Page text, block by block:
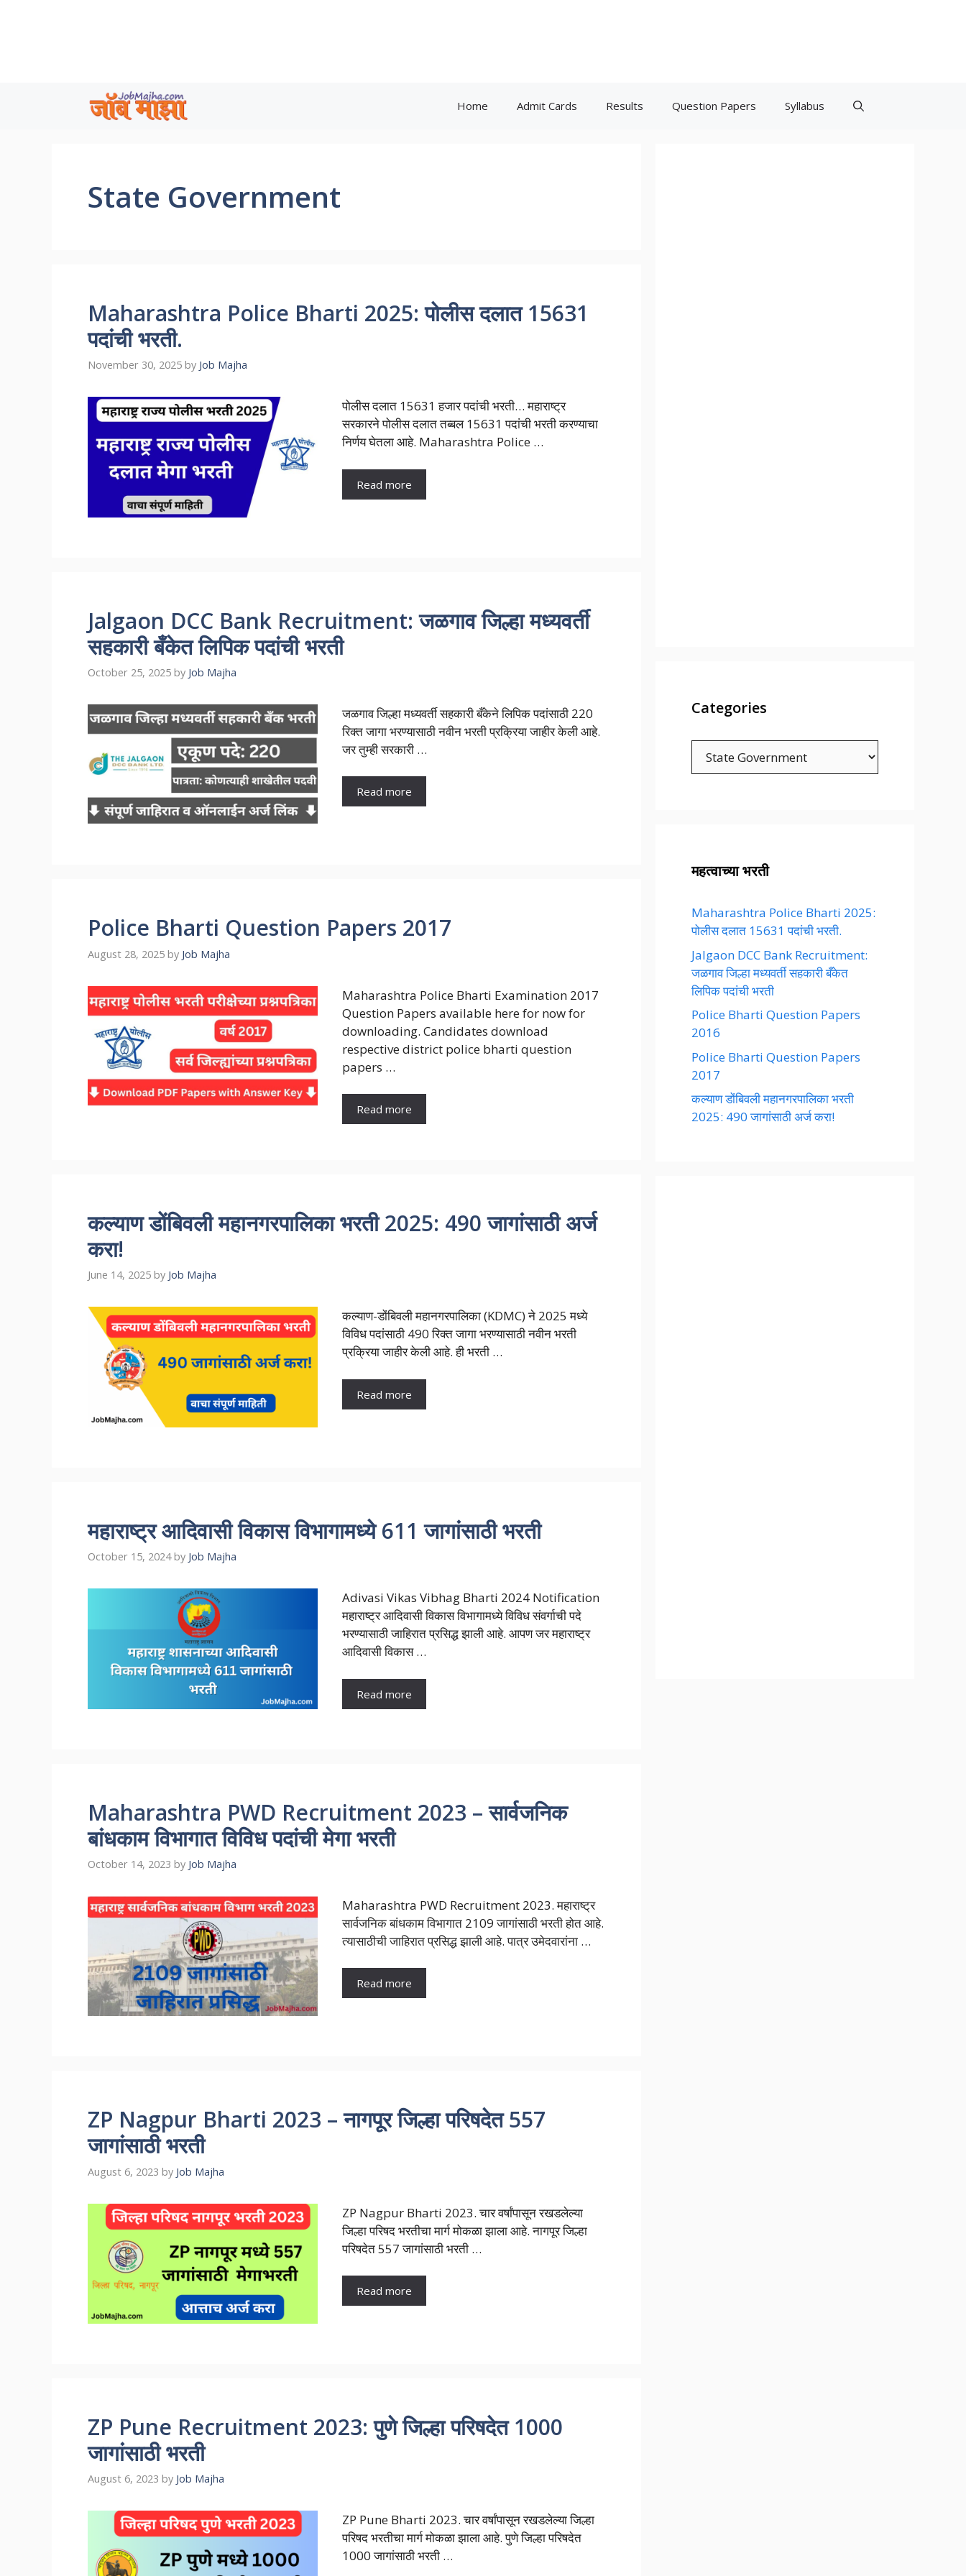
Home Admit Cards Results Question Papers Syllabus
State Government
Maharashtra Police Bharti 2025: पोलीस दलात 15631
पदांची भरती.
November 30, 2025 by Job Majha
पोलीस दलात 15631 हजार पदांची भरती… महाराष्ट्र
सरकारने पोलीस दलात तब्बल 15631 पदांची भरती करण्याचा
निर्णय घेतला आहे. Maharashtra Police …
Read more
Jalgaon DCC Bank Recruitment: जळगाव जिल्हा मध्यवर्ती
सहकारी बँकेत लिपिक पदांची भरती
October 25, 2025 by Job Majha
जळगाव जिल्हा मध्यवर्ती सहकारी बँकेने लिपिक पदांसाठी 220
रिक्त जागा भरण्यासाठी नवीन भरती प्रक्रिया जाहीर केली आहे.
जर तुम्ही सरकारी …
Read more
Police Bharti Question Papers 2017
August 28, 2025 by Job Majha
Maharashtra Police Bharti Examination 2017
Question Papers available here for now for
downloading. Candidates download
respective district police bharti question
papers …
Read more
कल्याण डोंबिवली महानगरपालिका भरती 2025: 490 जागांसाठी अर्ज
करा!
June 14, 2025 by Job Majha
कल्याण-डोंबिवली महानगरपालिका (KDMC) ने 2025 मध्ये
विविध पदांसाठी 490 रिक्त जागा भरण्यासाठी नवीन भरती
प्रक्रिया जाहीर केली आहे. ही भरती …
Read more
महाराष्ट्र आदिवासी विकास विभागामध्ये 611 जागांसाठी भरती
October 15, 2024 by Job Majha
Adivasi Vikas Vibhag Bharti 2024 Notification
महाराष्ट्र आदिवासी विकास विभागामध्ये विविध संवर्गाची पदे
भरण्यासाठी जाहिरात प्रसिद्ध झाली आहे. आपण जर महाराष्ट्र
आदिवासी विकास …
Read more
Maharashtra PWD Recruitment 2023 – सार्वजनिक
बांधकाम विभागात विविध पदांची मेगा भरती
October 14, 2023 by Job Majha
Maharashtra PWD Recruitment 2023. महाराष्ट्र
सार्वजनिक बांधकाम विभागात 2109 जागांसाठी भरती होत आहे.
त्यासाठीची जाहिरात प्रसिद्ध झाली आहे. पात्र उमेदवारांना …
Read more
ZP Nagpur Bharti 2023 – नागपूर जिल्हा परिषदेत 557
जागांसाठी भरती
August 6, 2023 by Job Majha
ZP Nagpur Bharti 2023. चार वर्षांपासून रखडलेल्या
जिल्हा परिषद भरतीचा मार्ग मोकळा झाला आहे. नागपूर जिल्हा
परिषदेत 557 जागांसाठी भरती …
Read more
ZP Pune Recruitment 2023: पुणे जिल्हा परिषदेत 1000
जागांसाठी भरती
August 6, 2023 by Job Majha
ZP Pune Bharti 2023. चार वर्षांपासून रखडलेल्या जिल्हा
परिषद भरतीचा मार्ग मोकळा झाला आहे. पुणे जिल्हा परिषदेत
1000 जागांसाठी भरती …
Categories
महत्वाच्या भरती
Maharashtra Police Bharti 2025:
पोलीस दलात 15631 पदांची भरती.
Jalgaon DCC Bank Recruitment:
जळगाव जिल्हा मध्यवर्ती सहकारी बँकेत
लिपिक पदांची भरती
Police Bharti Question Papers
2016
Police Bharti Question Papers
2017
कल्याण डोंबिवली महानगरपालिका भरती
2025: 490 जागांसाठी अर्ज करा!